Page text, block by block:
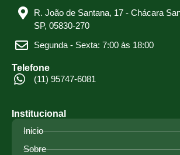
R. João de Santana, 17 - Chácara
SP, 05830-270
Segunda - Sexta: 7:00 às 18:00
Telefone
(11) 95747-6081
Institucional
Inicio
Sobre